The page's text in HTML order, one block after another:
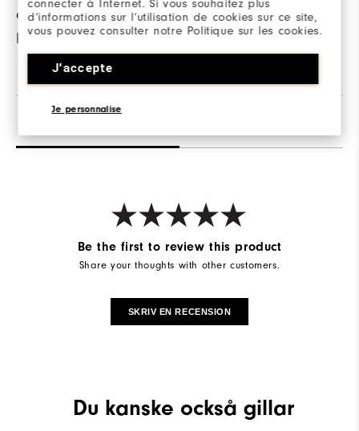
connecter à Internet. Si vous souhaitez plus
d’informations sur l’utilisation de cookies sur ce site,
vous pouvez consulter notre Politique sur les cookies.
J'accepte
Je personnalise
erbjuder extra
hållbarhet.
| 38% Polyester
| 5% Elastane
Be the first to review this product
Share your thoughts with other customers.
SKRIV EN RECENSION
Du kanske också gillar